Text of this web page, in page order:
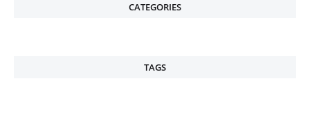
CATEGORIES
TAGS